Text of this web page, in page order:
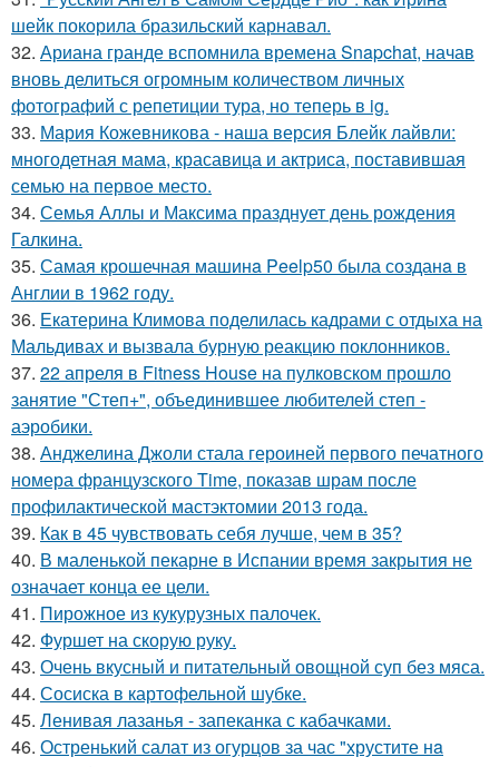
шейк покорила бразильский карнавал.
32. Ариана гранде вспомнила времена Snapchat, начав
вновь делиться огромным количеством личных
фотографий с репетиции тура, но теперь в ig.
33. Мария Кожевникова - наша версия Блейк лайвли:
многодетная мама, красавица и актриса, поставившая
семью на первое место.
34. Семья Аллы и Максима празднует день рождения
Галкина.
35. Самая крошечная машинa Peelp50 была созданa в
Англии в 1962 году.
36. Екатерина Климова поделилась кадрами с отдыха на
Мальдивах и вызвала бурную реакцию поклонников.
37. 22 апреля в Fitness House на пулковском прошло
занятие "Степ+", объединившее любителей степ -
аэробики.
38. Анджелина Джоли стала героиней первого печатного
номера французского Time, показав шрам после
профилактической мастэктомии 2013 года.
39. Как в 45 чувствовать себя лучше, чем в 35?
40. В маленькой пекарне в Испании время закрытия не
означает конца ее цели.
41. Пирожное из кукурузных палочек.
42. Фуршет на скорую руку.
43. Очень вкусный и питательный овощной суп без мяса.
44. Сосиска в картофельной шубке.
45. Ленивая лазанья - запеканка с кабачками.
46. Остренький салат из огурцов за час "хрустите нa